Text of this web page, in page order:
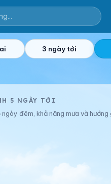
3 ngày tới
5 NGÀY TỚI
đêm, khả năng mưa và